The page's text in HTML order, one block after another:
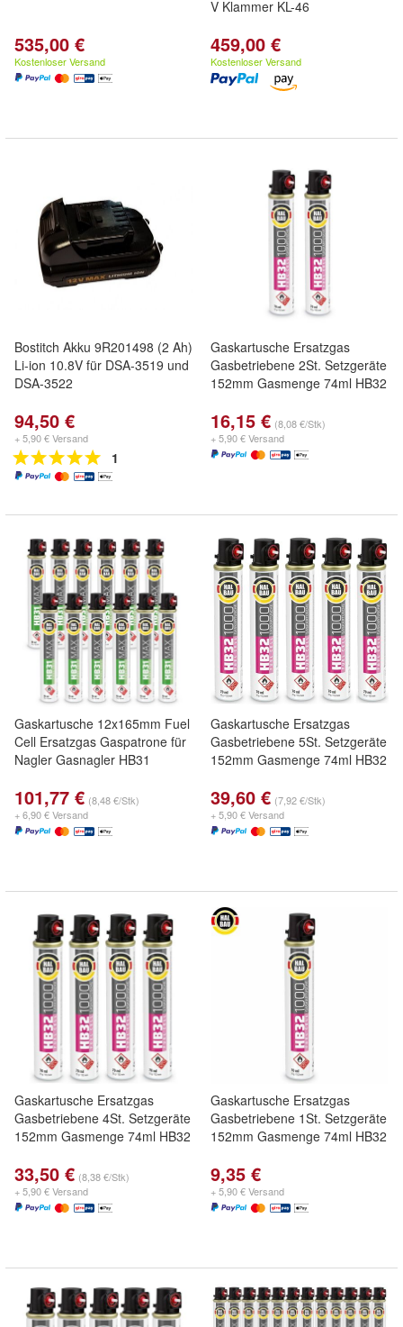
535,00 €
Kostenloser Versand
V Klammer KL-46
459,00 €
Kostenloser Versand
Bostitch Akku 9R201498 (2 Ah)
Li-ion 10.8V für DSA-3519 und
DSA-3522
94,50 €
+ 5,90 € Versand
1
Gaskartusche Ersatzgas
Gasbetriebene 2St. Setzgeräte
152mm Gasmenge 74ml HB32
16,15 € (8,08 €/Stk)
+ 5,90 € Versand
Gaskartusche 12x165mm Fuel
Cell Ersatzgas Gaspatrone für
Nagler Gasnagler HB31
101,77 € (8,48 €/Stk)
+ 6,90 € Versand
Gaskartusche Ersatzgas
Gasbetriebene 5St. Setzgeräte
152mm Gasmenge 74ml HB32
39,60 € (7,92 €/Stk)
+ 5,90 € Versand
Gaskartusche Ersatzgas
Gasbetriebene 4St. Setzgeräte
152mm Gasmenge 74ml HB32
33,50 € (8,38 €/Stk)
+ 5,90 € Versand
Gaskartusche Ersatzgas
Gasbetriebene 1St. Setzgeräte
152mm Gasmenge 74ml HB32
9,35 €
+ 5,90 € Versand